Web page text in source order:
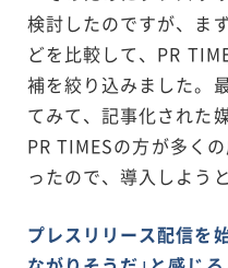
検討したのですが、ま
どを比較して、PR
補を絞り込みました。
てみて、記事化された
PR TIMESの方が多く
ったので、導入しよう
プレスリリース配信を